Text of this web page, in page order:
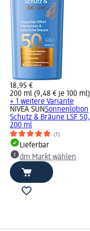
18,95 €
200 ml (9,48 € je 100 ml)
+ 1 weitere Variante
NIVEA SUNSonnenlotion
Schutz & Bräune LSF 50,
200 ml
(1)
Lieferbar
dm Markt wählen